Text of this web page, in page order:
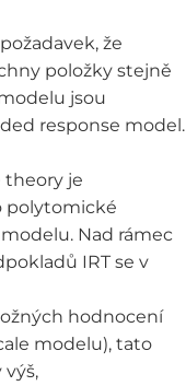
že
položky stejně
jsou
response model.
theory je
polytomické
Nad rámec
IRT se v
hodnocení
modelu), tato